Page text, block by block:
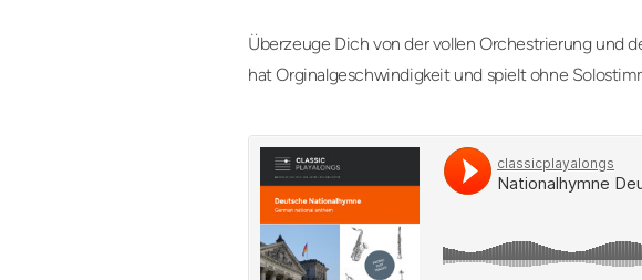
Überzeuge Dich von der vollen Orchestrierung und
hat Orginalgeschwindigkeit und spielt ohne